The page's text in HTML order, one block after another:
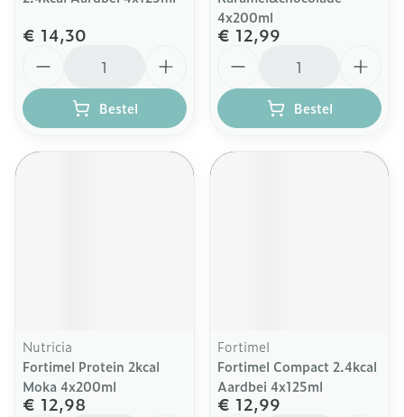
€ 14,30
Bestel
4x200ml
€ 12,99
Bestel
Nutricia
Fortimel Protein 2kcal
Moka 4x200ml
€ 12,98
Fortimel
Fortimel Compact 2.4kcal
Aardbei 4x125ml
€ 12,99